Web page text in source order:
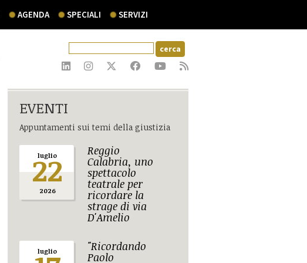
AGENDA SPECIALI SERVIZI
EVENTI
Appuntamenti sui temi della giustizia
luglio
22
2026
Reggio
Calabria, uno
spettacolo
teatrale per
ricordare la
strage di via
D'Amelio
luglio "Ricordando
Paolo